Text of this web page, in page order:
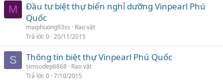
M
Đầu tư biệt thự biển nghỉ dưỡng Vinpearl Phú
Quốc
maiphuong93ss
Rao vặt
Trả lời 0 20/11/2015
S Thông tin biệt thự Vinpearl Phú Quốc
simsodep6868 Rao vặt
Trả lời 0 7/10/2015